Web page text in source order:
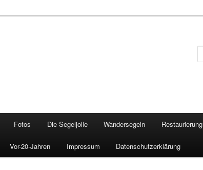
Fotos Die Segeljolle Wandersegeln Restaurierung
Vor-20-Jahren Impressum Datenschutzerklärung